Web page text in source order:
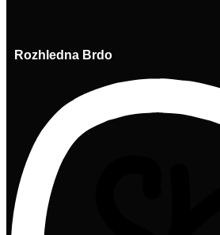
Rozhledna Brdo